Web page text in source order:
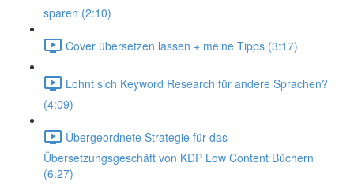
sparen (2:10)
Cover übersetzen lassen + meine Tipps (3:17)
Lohnt sich Keyword Research für andere Sprachen?
(4:09)
Übergeordnete Strategie für das
Übersetzungsgeschäft von KDP Low Content Büchern
(6:27)